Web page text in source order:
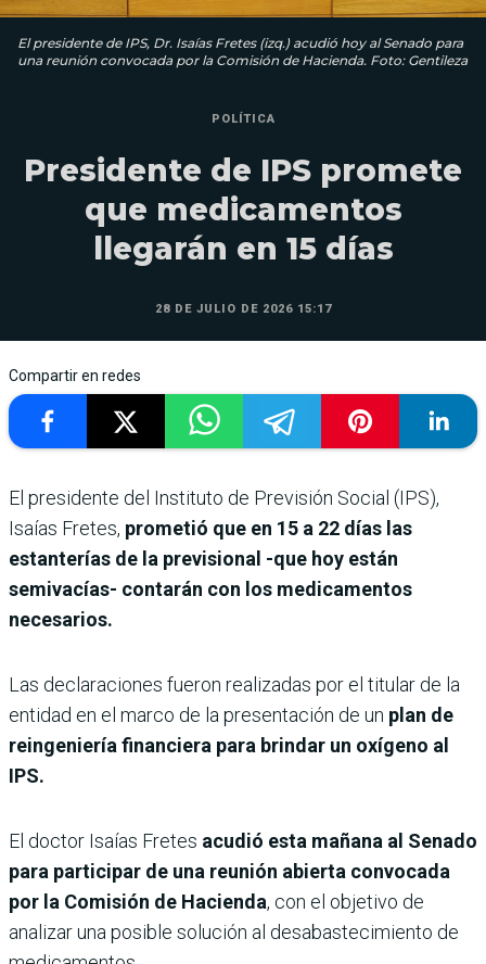
El presidente de IPS, Dr. Isaías Fretes (izq.) acudió hoy al Senado para
una reunión convocada por la Comisión de Hacienda. Foto: Gentileza
POLÍTICA
Presidente de IPS promete
que medicamentos
llegarán en 15 días
28 DE JULIO DE 2026 15:17
Compartir en redes
El presidente del Instituto de Previsión Social (IPS),
Isaías Fretes, prometió que en 15 a 22 días las
estanterías de la previsional -que hoy están
semivacías- contarán con los medicamentos
necesarios.
Las declaraciones fueron realizadas por el titular de la
entidad en el marco de la presentación de un plan de
reingeniería financiera para brindar un oxígeno al
IPS.
El doctor Isaías Fretes acudió esta mañana al Senado
para participar de una reunión abierta convocada
por la Comisión de Hacienda, con el objetivo de
analizar una posible solución al desabastecimiento de